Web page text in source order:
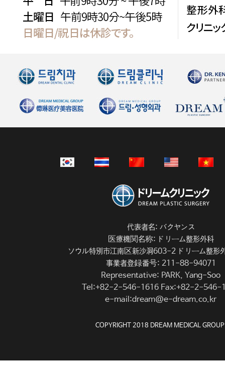
代表者名: バクヤンス
医療機関名称: ドリーム整形外科
ソウル特別市江南区新沙洞603-2 ドリーム整形
事業者登録番号: 211-88-94071
Representative: PARK, Yang-Soo
Tel:+82-2-546-1616 Fax:+82-2-546-
e-mail:dream@e-dream.co.kr
COPYRIGHT 2018 DREAM MEDICAL